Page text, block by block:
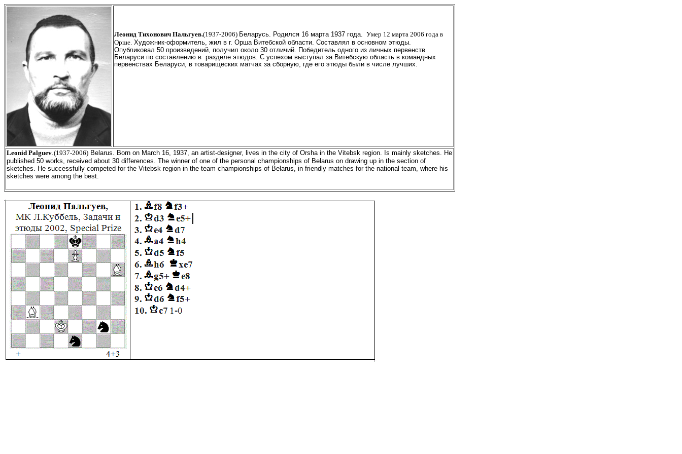
Леонид Тихонович Пальгуев.(1937-2006) Беларусь. Родился 16 марта1937 года. Умер 12 марта 2006 года в
Орше. Художник-оформитель, жил в г. Орша Витебской области. Составлял в основном этюды.
Опубликовал 50 произведений, получил около 30 отличий. Победитель одного из личных первенств
Беларуси по составлению в разделе этюдов. С успехом выступал за Витебскую область в командных
первенствах Беларуси, в товарищеских матчах за сборную, где его этюды были в числе лучших.
Leonid Palguev.(1937-2006) Belarus. Born on March 16, 1937, an artist-designer, lives in the city of Orsha in the Vitebsk region. Is mainly sketches. He
published 50 works, received about 30 differences. The winner of one of the personal championships of Belarus on drawing up in the section of
sketches. He successfully competed for the Vitebsk region in the team championships of Belarus, in friendly matches for the national team, where his
sketches were among the best.